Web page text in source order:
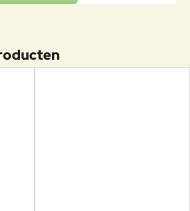
Emu passen goed aan deze tafel,
comfortabel, weerbestendig